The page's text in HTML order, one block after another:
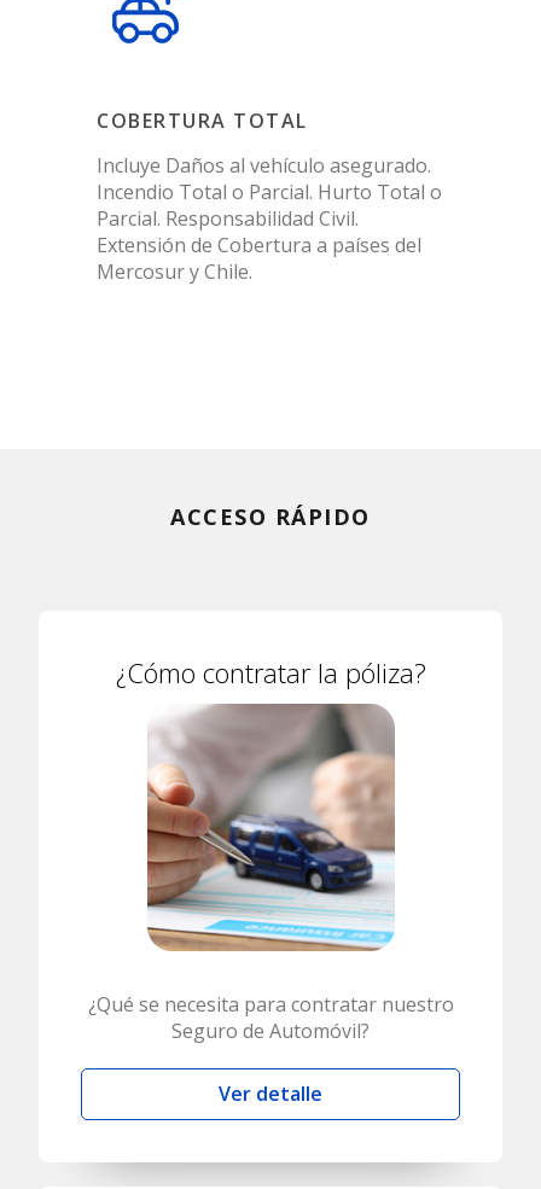
COBERTURA TOTAL
Incluye Daños al vehículo asegurado.
Incendio Total o Parcial. Hurto Total o
Parcial. Responsabilidad Civil.
Extensión de Cobertura a países del
Mercosur y Chile.
ACCESO RÁPIDO
¿Cómo contratar la póliza?
¿Qué se necesita para contratar nuestro
Seguro de Automóvil?
Ver detalle